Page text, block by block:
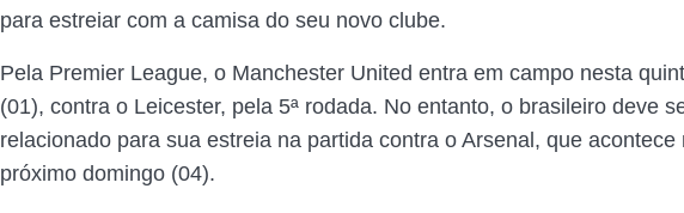
para estreiar com a camisa do seu novo clube.
Pela Premier League, o Manchester United entra em campo nesta
(01), contra o Leicester, pela 5ª rodada. No entanto, o brasileiro deve
relacionado para sua estreia na partida contra o Arsenal, que acontece
próximo domingo (04).